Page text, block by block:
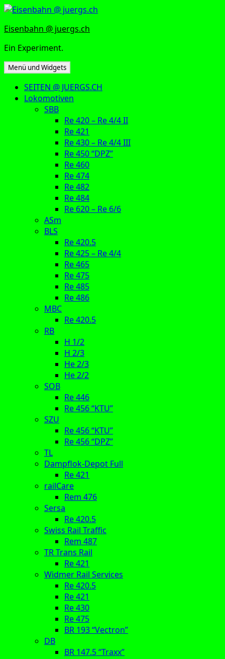
Zum
springen
Eisenbahn @ juergs.ch
Ein Experiment.
Menü und Widgets
SEITEN @ JUERGS.CH
Lokomotiven
SBB
Re 420 – Re 4/4 II
Re 421
Re 430 – Re 4/4 III
Re 450 “DPZ”
Re 460
Re 474
Re 482
Re 484
Re 620 – Re 6/6
ASm
BLS
Re 420.5
Re 425 – Re 4/4
Re 465
Re 475
Re 485
Re 486
MBC
Re 420.5
RB
H 1/2
H 2/3
He 2/3
He 2/2
SOB
Re 446
Re 456 “KTU”
SZU
Re 456 “KTU”
Re 456 “DPZ”
TL
Dampflok-Depot Full
Re 421
railCare
Rem 476
Sersa
Re 420.5
Swiss Rail Traffic
Rem 487
TR Trans Rail
Re 421
Widmer Rail Services
Re 420.5
Re 421
Re 430
Re 475
BR 193 “Vectron”
DB
BR 147.5 “Traxx”